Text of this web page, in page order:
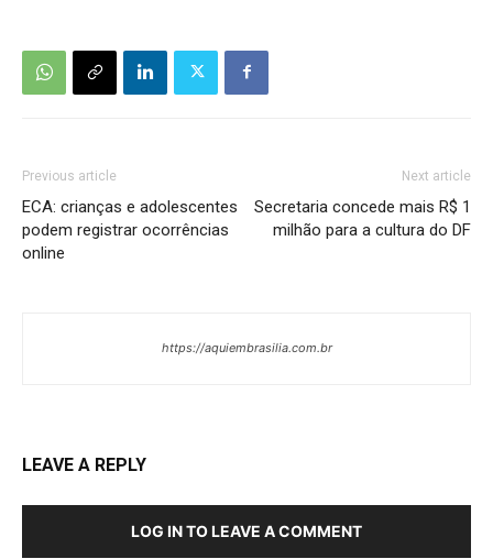
Previous article
ECA: crianças e adolescentes
podem registrar ocorrências
online
Next article
Secretaria concede mais R$ 1
milhão para a cultura do DF
https://aquiembrasilia.com.br
LEAVE A REPLY
LOG IN TO LEAVE A COMMENT